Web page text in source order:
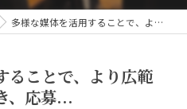
多様な媒体を活用することで、より広範囲にアプローチでき、応募...
ることで、より広範
、応募...